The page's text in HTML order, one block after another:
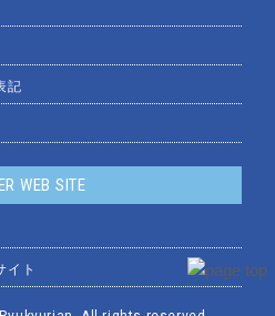
記
WEB SITE
イト